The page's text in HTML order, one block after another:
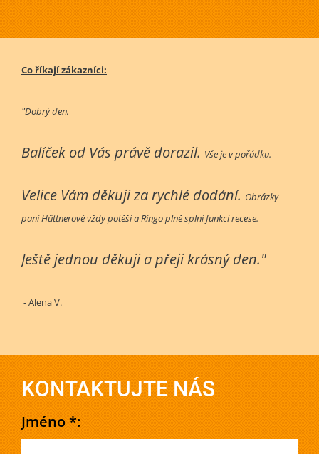
Co říkají zákazníci:
"Dobrý den,
Balíček od Vás právě dorazil. Vše je v pořádku.
Velice Vám děkuji za rychlé dodání. Obrázky
paní Hüttnerové vždy potěší a Ringo plně splní funkci recese.
Ještě jednou děkuji a přeji krásný den."
- Alena V.
KONTAKTUJTE NÁS
Jméno *: